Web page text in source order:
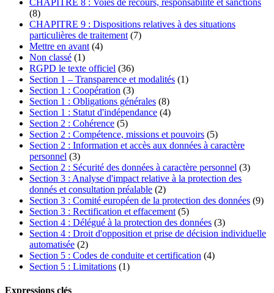
(8)
CHAPITRE 9 : Dispositions relatives à des situations
particulières de traitement (7)
Mettre en avant (4)
Non classé (1)
RGPD le texte officiel (36)
Section 1 – Transparence et modalités (1)
Section 1 : Coopération (3)
Section 1 : Obligations générales (8)
Section 1 : Statut d'indépendance (4)
Section 2 : Cohérence (5)
Section 2 : Compétence, missions et pouvoirs (5)
Section 2 : Information et accès aux données à caractère
personnel (3)
Section 2 : Sécurité des données à caractère personnel (3)
Section 3 : Analyse d'impact relative à la protection des
donnés et consultation préalable (2)
Section 3 : Comité européen de la protection des données (9)
Section 3 : Rectification et effacement (5)
Section 4 : Délégué à la protection des données (3)
Section 4 : Droit d'opposition et prise de décision individuelle
automatisée (2)
Section 5 : Codes de conduite et certification (4)
Section 5 : Limitations (1)
Expressions clés